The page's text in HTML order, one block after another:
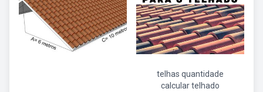
telhas quantidade
calcular telhado